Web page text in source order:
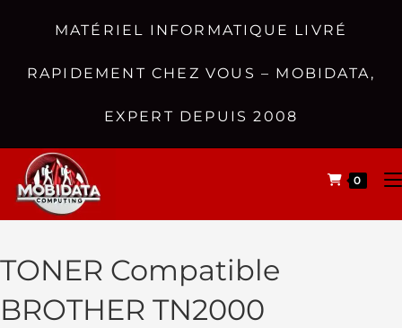
MATÉRIEL INFORMATIQUE LIVRÉ
RAPIDEMENT CHEZ VOUS – MOBIDATA,
EXPERT DEPUIS 2008
0
TONER Compatible
BROTHER TN2000